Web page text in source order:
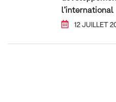
l’international
12 JUILLET